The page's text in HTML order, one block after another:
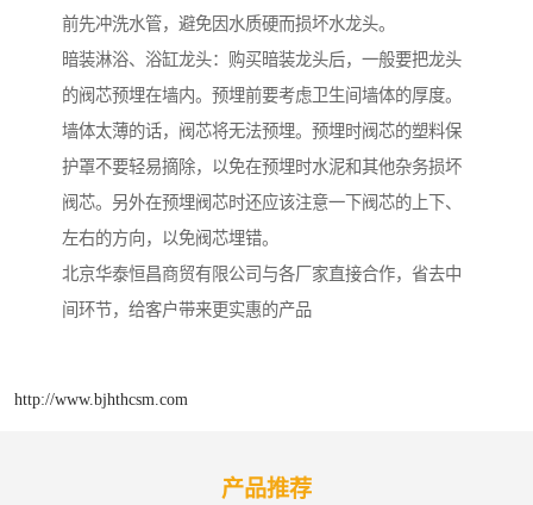
前先冲洗水管，避免因水质硬而损坏水龙头。
暗装淋浴、浴缸龙头：购买暗装龙头后，一般要把龙头
的阀芯预埋在墙内。预埋前要考虑卫生间墙体的厚度。
墙体太薄的话，阀芯将无法预埋。预埋时阀芯的塑料保
护罩不要轻易摘除，以免在预埋时水泥和其他杂务损坏
阀芯。另外在预埋阀芯时还应该注意一下阀芯的上下、
左右的方向，以免阀芯埋错。
北京华泰恒昌商贸有限公司与各厂家直接合作，省去中
间环节，给客户带来更实惠的产品
http://www.bjhthcsm.com
产品推荐